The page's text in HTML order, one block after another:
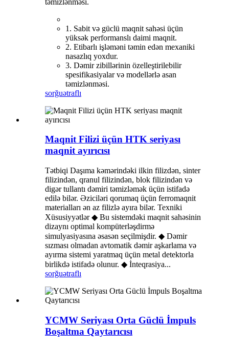
1. Sabit və güclü maqnit sahəsi üçün
yüksək performanslı daimi maqnit.
2. Etibarlı işləməni təmin edən mexaniki
nasazlıq yoxdur.
3. Dəmir zibillərinin özelleştirilebilir
spesifikasiyalar və modellərlə asan
təmizlənməsi.
sorğuətraflı
Maqnit Filizi üçün HTK seriyası
maqnit ayırıcısı
Tətbiqi Daşıma kəmərindəki ilkin filizdən, sinter
filizindən, qranul filizindən, blok filizindən və
digər tullantı dəmiri təmizləmək üçün istifadə
edilə bilər. Əziciləri qorumaq üçün ferromaqnit
materialları ən az filizlə ayıra bilər. Texniki
Xüsusiyyətlər ◆ Bu sistemdəki maqnit sahəsinin
dizaynı optimal kompüterləşdirmə
simulyasiyasına əsasən seçilmişdir. ◆ Dəmir
sızması olmadan avtomatik dəmir aşkarlama və
ayırma sistemi yaratmaq üçün metal detektorla
birlikdə istifadə olunur. ◆ İnteqrasiya...
sorğuətraflı
YCMW Seriyası Orta Güclü İmpuls
Boşaltma Qaytarıcısı